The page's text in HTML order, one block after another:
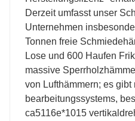
Derzeit umfasst unser
Unternehmen
Tonnen freie
Lose und 600 Haufen
massive
von Lufthämmern; es
bearbeitungssystems,
ca5116e*1015